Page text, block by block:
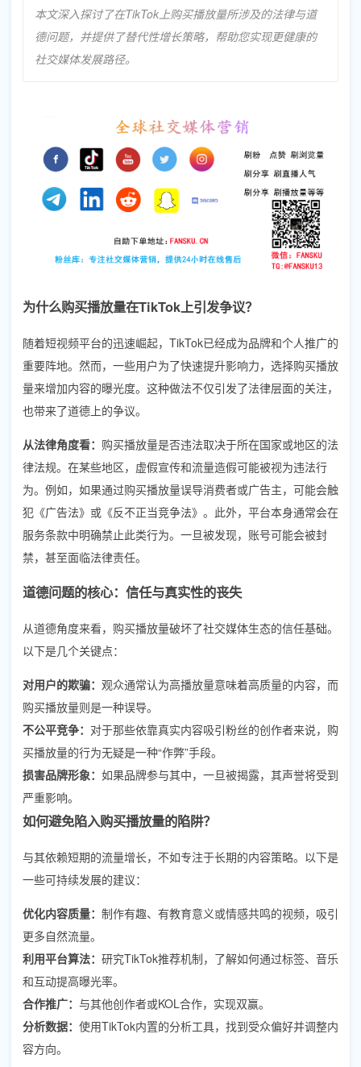
本文深入探讨了在TikTok上购买播放量所涉及的法律与道
德问题，并提供了替代性增长策略，帮助您实现更健康的
社交媒体发展路径。
为什么购买播放量在TikTok上引发争议？
随着短视频平台的迅速崛起，TikTok已经成为品牌和个人推广的
重要阵地。然而，一些用户为了快速提升影响力，选择购买播放
量来增加内容的曝光度。这种做法不仅引发了法律层面的关注，
也带来了道德上的争议。
从法律角度看： 购买播放量是否违法取决于所在国家或地区的法
律法规。在某些地区，虚假宣传和流量造假可能被视为违法行
为。例如，如果通过购买播放量误导消费者或广告主，可能会触
犯《广告法》或《反不正当竞争法》。此外，平台本身通常会在
服务条款中明确禁止此类行为。一旦被发现，账号可能会被封
禁，甚至面临法律责任。
道德问题的核心：信任与真实性的丧失
从道德角度来看，购买播放量破坏了社交媒体生态的信任基础。
以下是几个关键点：
对用户的欺骗： 观众通常认为高播放量意味着高质量的内容，而
购买播放量则是一种误导。
不公平竞争： 对于那些依靠真实内容吸引粉丝的创作者来说，购
买播放量的行为无疑是一种“作弊”手段。
损害品牌形象： 如果品牌参与其中，一旦被揭露，其声誉将受到
严重影响。
如何避免陷入购买播放量的陷阱？
与其依赖短期的流量增长，不如专注于长期的内容策略。以下是
一些可持续发展的建议：
优化内容质量： 制作有趣、有教育意义或情感共鸣的视频，吸引
更多自然流量。
利用平台算法： 研究TikTok推荐机制，了解如何通过标签、音乐
和互动提高曝光率。
合作推广： 与其他创作者或KOL合作，实现双赢。
分析数据： 使用TikTok内置的分析工具，找到受众偏好并调整内
容方向。